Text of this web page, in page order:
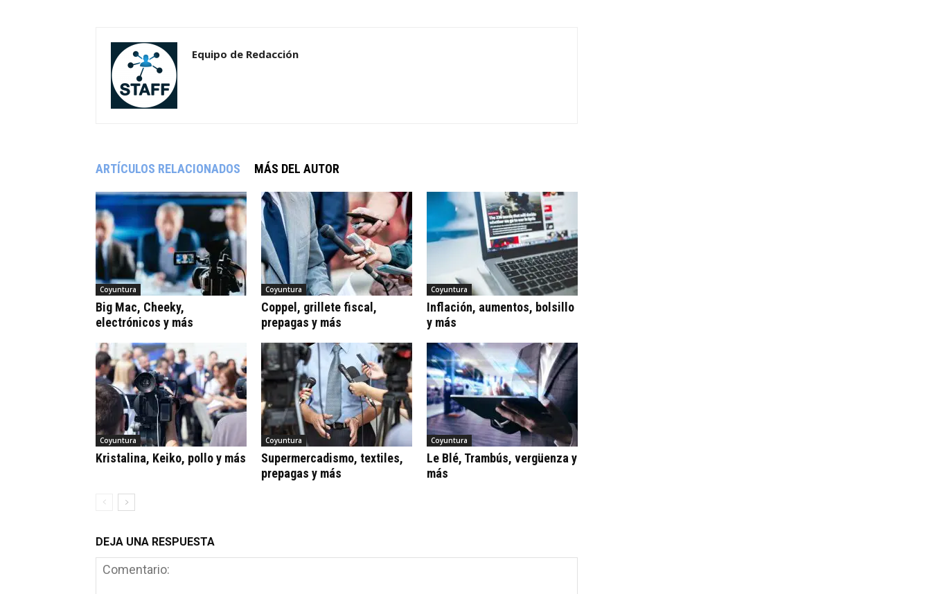
Equipo de Redacción
ARTÍCULOS RELACIONADOS MÁS DEL AUTOR
Coyuntura
Big Mac, Cheeky,
electrónicos y más
Coyuntura
Coppel, grillete fiscal,
prepagas y más
Coyuntura
Inflación, aumentos, bolsillo
y más
Coyuntura
Kristalina, Keiko, pollo y más
Coyuntura
Supermercadismo, textiles,
prepagas y más
Coyuntura
Le Blé, Trambús, vergüenza y
más
DEJA UNA RESPUESTA